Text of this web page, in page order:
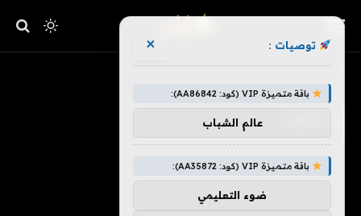
توصيات : ×
باقة متميزة VIP (كود: AA86842):
عالم الشباب
باقة متميزة VIP (كود: AA35872):
ضوء التعليمي